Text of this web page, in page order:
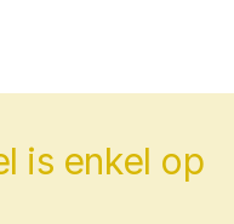
is enkel op